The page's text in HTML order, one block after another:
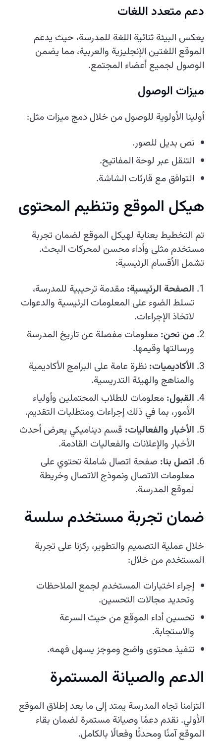
دعم متعدد اللغات
يعكس البيئة ثنائية اللغة للمدرسة، حيث يدعم
الموقع اللغتين الإنجليزية والعربية، مما يضمن
الوصول لجميع أعضاء المجتمع.
ميزات الوصول
أولينا الأولوية للوصول من خلال دمج ميزات مثل:
نص بديل للصور.
التنقل عبر لوحة المفاتيح.
التوافق مع قارئات الشاشة.
هيكل الموقع وتنظيم المحتوى
تم التخطيط بعناية لهيكل الموقع لضمان تجربة
مستخدم مثلى وأداء محسن لمحركات البحث.
تشمل الأقسام الرئيسية:
الصفحة الرئيسية: مقدمة ترحيبية للمدرسة،
تسلط الضوء على المعلومات الرئيسية والدعوات
لاتخاذ الإجراءات.
من نحن: معلومات مفصلة عن تاريخ المدرسة
ورسالتها وقيمها.
الأكاديميات: نظرة عامة على البرامج الأكاديمية
والمناهج والهيئة التدريسية.
القبول: معلومات للطلاب المحتملين وأولياء
الأمور، بما في ذلك إجراءات ومتطلبات التقديم.
الأخبار والفعاليات: قسم ديناميكي يعرض أحدث
الأخبار والإعلانات والفعاليات القادمة.
اتصل بنا: صفحة اتصال شاملة تحتوي على
معلومات الاتصال ونموذج الاتصال وخريطة
لموقع المدرسة.
ضمان تجربة مستخدم سلسة
خلال عملية التصميم والتطوير، ركزنا على تجربة
المستخدم من خلال:
إجراء اختبارات المستخدم لجمع الملاحظات
وتحديد مجالات التحسين.
تحسين أداء الموقع من حيث السرعة
والاستجابة.
تنفيذ محتوى واضح وموجز يسهل فهمه.
الدعم والصيانة المستمرة
التزامنا تجاه المدرسة يمتد إلى ما بعد إطلاق الموقع
الأولي. نقدم دعمًا وصيانة مستمرة لضمان بقاء
الموقع آمنًا ومحدثًا وفعالًا بالكامل.